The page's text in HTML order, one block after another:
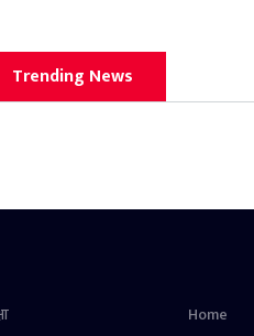
Trending News
Home